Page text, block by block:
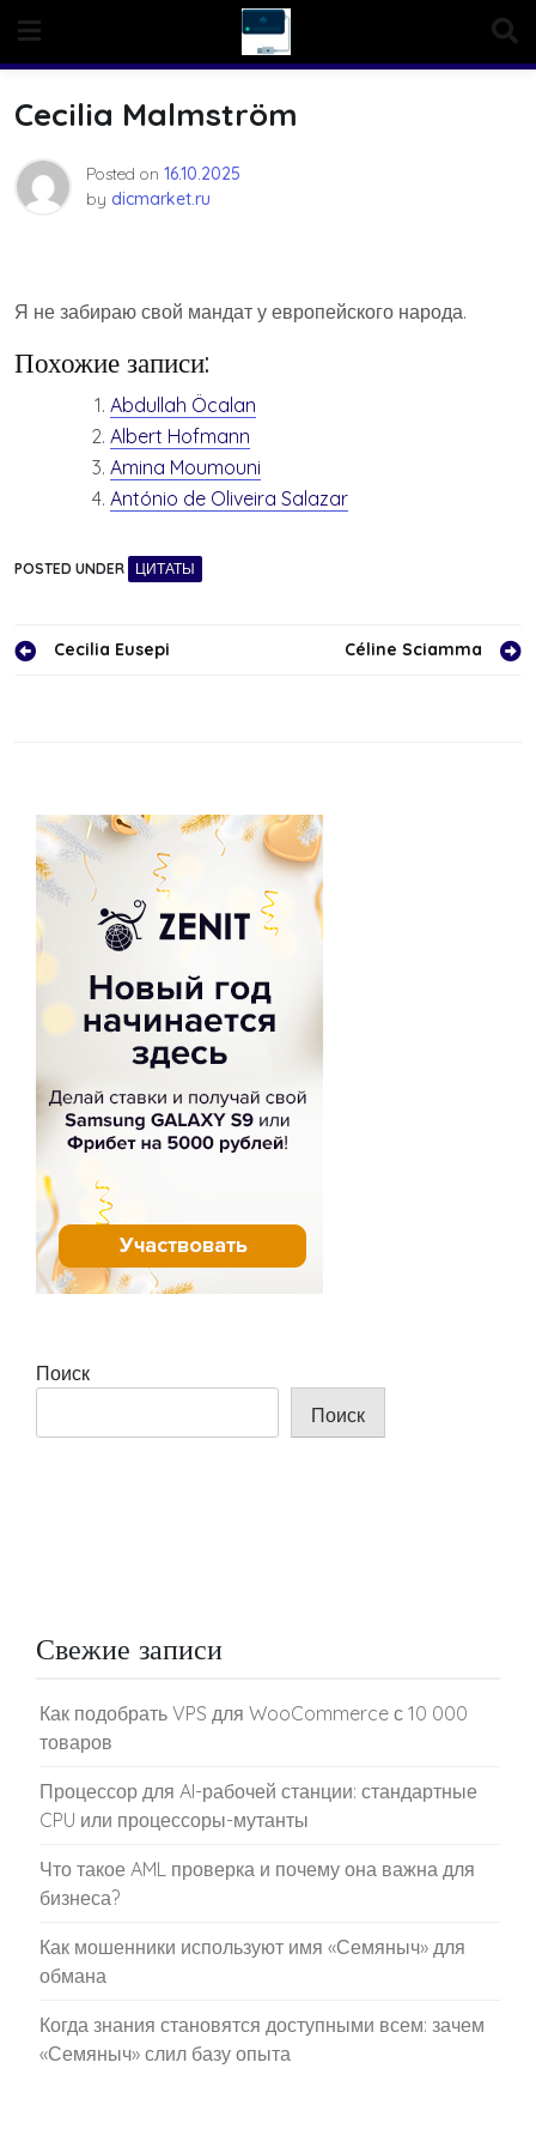
content
Cecilia Malmström
Posted on 16.10.2025
by dicmarket.ru
Я не забираю свой мандат у европейского народа.
Похожие записи:
Abdullah Öcalan
Albert Hofmann
Amina Moumouni
António de Oliveira Salazar
POSTED UNDER ЦИТАТЫ
Навигация
Cecilia Eusepi Céline Sciamma
Поиск
Поиск
Свежие записи
Как подобрать VPS для WooCommerce с 10 000
товаров
Процессор для AI-рабочей станции: стандартные
CPU или процессоры-мутанты
Что такое AML проверка и почему она важна для
бизнеса?
Как мошенники используют имя «Семяныч» для
обмана
Когда знания становятся доступными всем: зачем
«Семяныч» слил базу опыта